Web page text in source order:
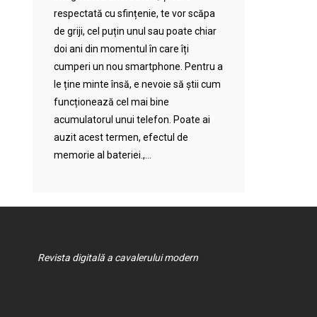
respectată cu sfințenie, te vor scăpa
de griji, cel puțin unul sau poate chiar
doi ani din momentul în care îți
cumperi un nou smartphone. Pentru a
le ține minte însă, e nevoie să știi cum
funcționează cel mai bine
acumulatorul unui telefon. Poate ai
auzit acest termen, efectul de
memorie al bateriei.,...
Revista digitală a cavalerului modern